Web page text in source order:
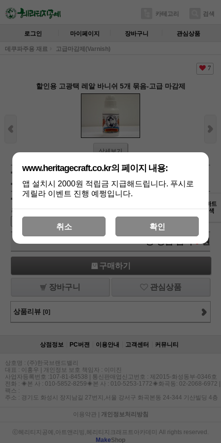
카테고리 검색
로그인 마이페이지 장바구니 관심상품
데쿠파주용 재료 고급마감제(Varnish)
7
할인용 고광택 레알 바니쉬 5개 묶음-고급 마감제
상세보기
상품가 : 38,400원
배송비 :
(조건) ! 지역별 !
주문수량선택 :
총 상품 금액 0 원
구매하기
장바구니 관심상품
상품리뷰 [0]
상점정보 PC버젼 이용안내 고객센터 커뮤니티
상호명 : (주)한국브랜드밸리
대표 : 이홍우 | 개인정보 보호 책임자 : 이미진
사업자등록번호 :107-81-84538 | 통신판매업신고번호 : 제2015-화성동부-0346호
전화 : ◈본 사 : 010-5852-8259◈본 사 : 010-5253-1772◈화곡동: 02-2068-6972 |
팩스 :
주소 : 경기도 화성시 장지남길 27번지,서울 강서구 화곡본동 24-344 기산빌딩 4층
이용약관 | 개인정보처리방침
ⓒ헤리티지공예,아트앤리빙,헤리티지크래프트아카데미 All rights reserved.
MakeShop
www.heritagecraft.co.kr의 페이지 내용:
앱 설치시 2000원 적립금 지급해드립니다. 푸시로
게릴라 이벤트 진행 예쩡입니다.
취소 확인